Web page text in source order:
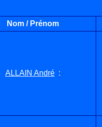
Nom / Prénom
ALLAIN André :